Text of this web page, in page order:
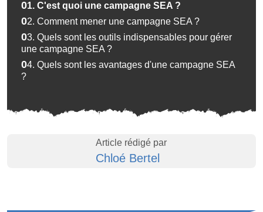
01. C'est quoi une campagne SEA ?
02. Comment mener une campagne SEA ?
03. Quels sont les outils indispensables pour gérer
une campagne SEA ?
04. Quels sont les avantages d'une campagne SEA
?
Article rédigé par
Chloé Bertel